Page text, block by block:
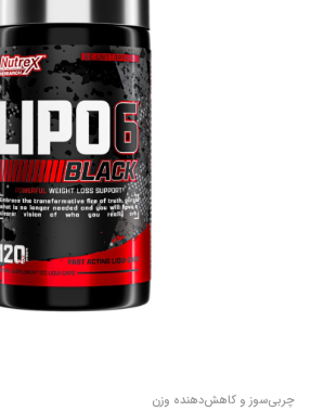
چربی‌سوز و کاهش‌دهنده وزن